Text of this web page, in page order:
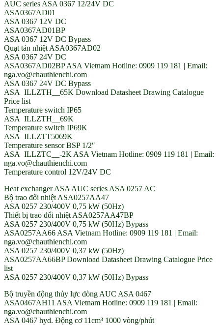
AUC series ASA 0367 12/24V DC
ASA0367AD01
ASA 0367 12V DC
ASA0367AD01BP
ASA 0367 12V DC Bypass
Quạt tản nhiệt ASA0367AD02
ASA 0367 24V DC
ASA0367AD02BP ASA Vietnam Hotline: 0909 119 181 | Email:
nga.vo@chauthienchi.com
ASA 0367 24V DC Bypass
ASA ILLZTH__65K Download Datasheet Drawing Catalogue
Price list
Temperature switch IP65
ASA ILLZTH__69K
Temperature switch IP69K
ASA ILLZTT5069K
Temperature sensor BSP 1/2″
ASA ILLZTC__-2K ASA Vietnam Hotline: 0909 119 181 | Email:
nga.vo@chauthienchi.com
Temperature control 12V/24V DC
Heat exchanger ASA AUC series ASA 0257 AC
Bộ trao đổi nhiệt ASA0257AA47
ASA 0257 230/400V 0,75 kW (50Hz)
Thiết bị trao đổi nhiệt ASA0257AA47BP
ASA 0257 230/400V 0,75 kW (50Hz) Bypass
ASA0257AA66 ASA Vietnam Hotline: 0909 119 181 | Email:
nga.vo@chauthienchi.com
ASA 0257 230/400V 0,37 kW (50Hz)
ASA0257AA66BP Download Datasheet Drawing Catalogue Price
list
ASA 0257 230/400V 0,37 kW (50Hz) Bypass
Bộ truyền động thủy lực dòng AUC ASA 0467
ASA0467AH11 ASA Vietnam Hotline: 0909 119 181 | Email:
nga.vo@chauthienchi.com
ASA 0467 hyd. Động cơ 11cm³ 1000 vòng/phút